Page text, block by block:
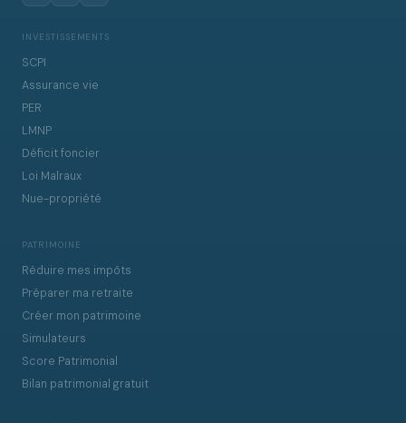
INVESTISSEMENTS
SCPI
Assurance vie
PER
LMNP
Déficit foncier
Loi Malraux
Nue-propriété
PATRIMOINE
Réduire mes impôts
Préparer ma retraite
Créer mon patrimoine
Simulateurs
Score Patrimonial
Bilan patrimonial gratuit